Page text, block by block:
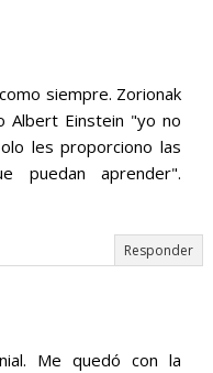
siempre. Zorionak
Albert Einstein "yo no
les proporciono las
puedan aprender".
Responder
Me quedó con la